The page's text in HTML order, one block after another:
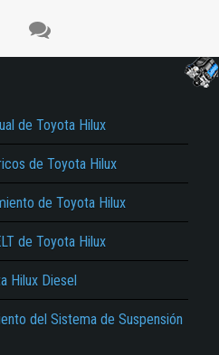
de Toyota Hilux
de Toyota Hilux
de Toyota Hilux
de Toyota Hilux
Hilux Diesel
del Sistema de Suspensión
según el contenido.
portada son erróneos.
el contenido.
de error...